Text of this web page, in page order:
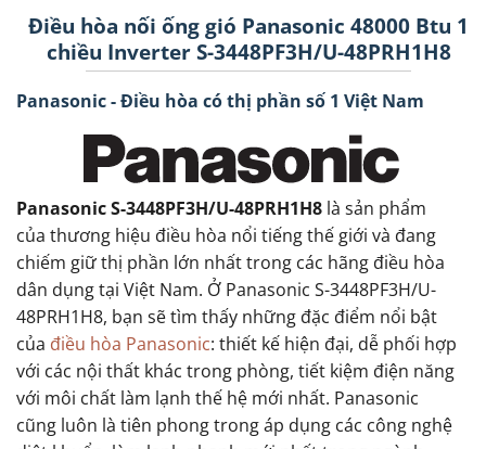
Điều hòa nối ống gió Panasonic 48000 Btu 1
chiều Inverter S-3448PF3H/U-48PRH1H8
Panasonic - Điều hòa có thị phần số 1 Việt Nam
Panasonic S-3448PF3H/U-48PRH1H8 là sản phẩm
của thương hiệu điều hòa nổi tiếng thế giới và đang
chiếm giữ thị phần lớn nhất trong các hãng điều hòa
dân dụng tại Việt Nam. Ở Panasonic S-3448PF3H/U-
48PRH1H8, bạn sẽ tìm thấy những đặc điểm nổi bật
của điều hòa Panasonic: thiết kế hiện đại, dễ phối hợp
với các nội thất khác trong phòng, tiết kiệm điện năng
với môi chất làm lạnh thế hệ mới nhất. Panasonic
cũng luôn là tiên phong trong áp dụng các công nghệ